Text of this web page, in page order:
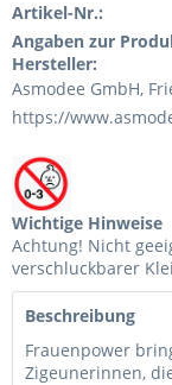
Artikel-Nr.:
Angaben zur
Hersteller:
Asmodee GmbH,
https://
Wichtige Hinweise
Achtung! Nicht
verschluckbarer
Beschreibung
Frauenpower
Zigeunerinnen,